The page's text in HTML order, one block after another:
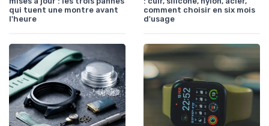
qui tuent une montre avant
l'heure
comment choisir en six mois
d'usage